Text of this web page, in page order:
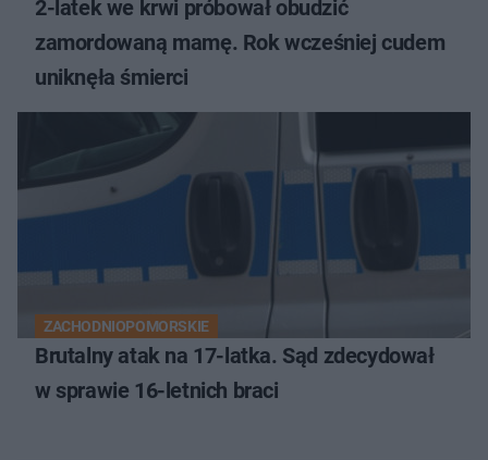
2-latek we krwi próbował obudzić
zamordowaną mamę. Rok wcześniej cudem
uniknęła śmierci
ZACHODNIOPOMORSKIE
Brutalny atak na 17-latka. Sąd zdecydował
w sprawie 16-letnich braci